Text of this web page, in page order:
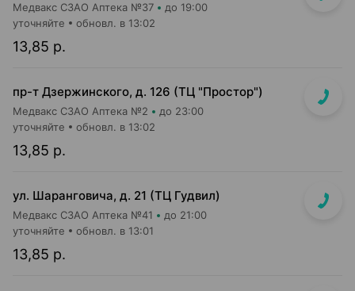
Медвакс СЗАО Аптека №37 до 19:00
13,85 р.
уточняйте обновл. в 13:02
пр-т Дзержинского, д. 126 (ТЦ "Простор")
Медвакс СЗАО Аптека №2 до 23:00
13,85 р.
уточняйте обновл. в 13:02
ул. Шаранговича, д. 21 (ТЦ Гудвил)
Медвакс СЗАО Аптека №41 до 21:00
13,85 р.
уточняйте обновл. в 13:01